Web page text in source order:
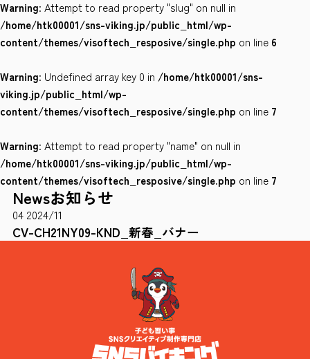
お気に入り
会社案内
サイトポリシー
0120-78-8169
［受付時間］ 9：00～18：00 ※土・日・祝祭日・年末年始は除く
お問い合わせはこちら
Warning: Attempt to read property "slug" on null in
/home/htk00001/sns-viking.jp/public_html/wp-
content/themes/visoftech_resposive/single.php on line 6
Warning: Undefined array key 0 in /home/htk00001/sns-
viking.jp/public_html/wp-
content/themes/visoftech_resposive/single.php on line 7
Warning: Attempt to read property "name" on null in
/home/htk00001/sns-viking.jp/public_html/wp-
content/themes/visoftech_resposive/single.php on line 7
Newsお知らせ
04 2024/11
CV-CH21NY09-KND_新春_バナー